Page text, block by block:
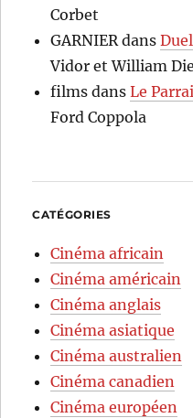
Corbet
GARNIERdans
Vidor et William
films dansLe
Ford Coppola
CATÉGORIES
Cinéma africain
Cinéma américain
Cinéma anglais
Cinéma asiatique
Cinéma australien
Cinéma canadien
Cinéma européen